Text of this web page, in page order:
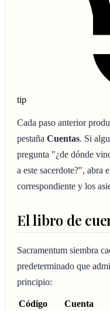
tip
Cada paso anterior
pestaña Cuentas. Si
pregunta "¿de dónde
a este sacerdote?", abra
correspondiente y los
El libro de
Sacramentum siembra
predeterminado que
principio:
Código Cuenta